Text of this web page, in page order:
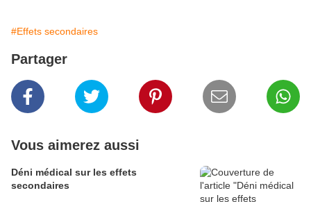
#Effets secondaires
Partager
Vous aimerez aussi
Déni médical sur les effets
secondaires